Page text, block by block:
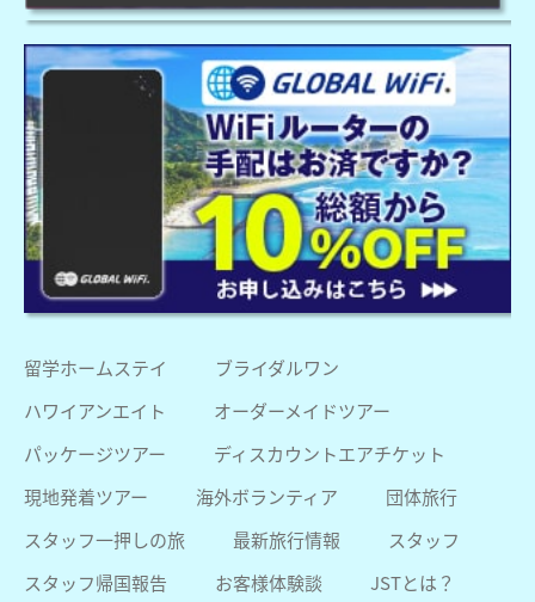
留学ホームステイ
ブライダルワン
ハワイアンエイト
オーダーメイドツアー
パッケージツアー
ディスカウントエアチケット
現地発着ツアー
海外ボランティア
団体旅行
スタッフ一押しの旅
最新旅行情報
スタッフ
スタッフ帰国報告
お客様体験談
JSTとは？